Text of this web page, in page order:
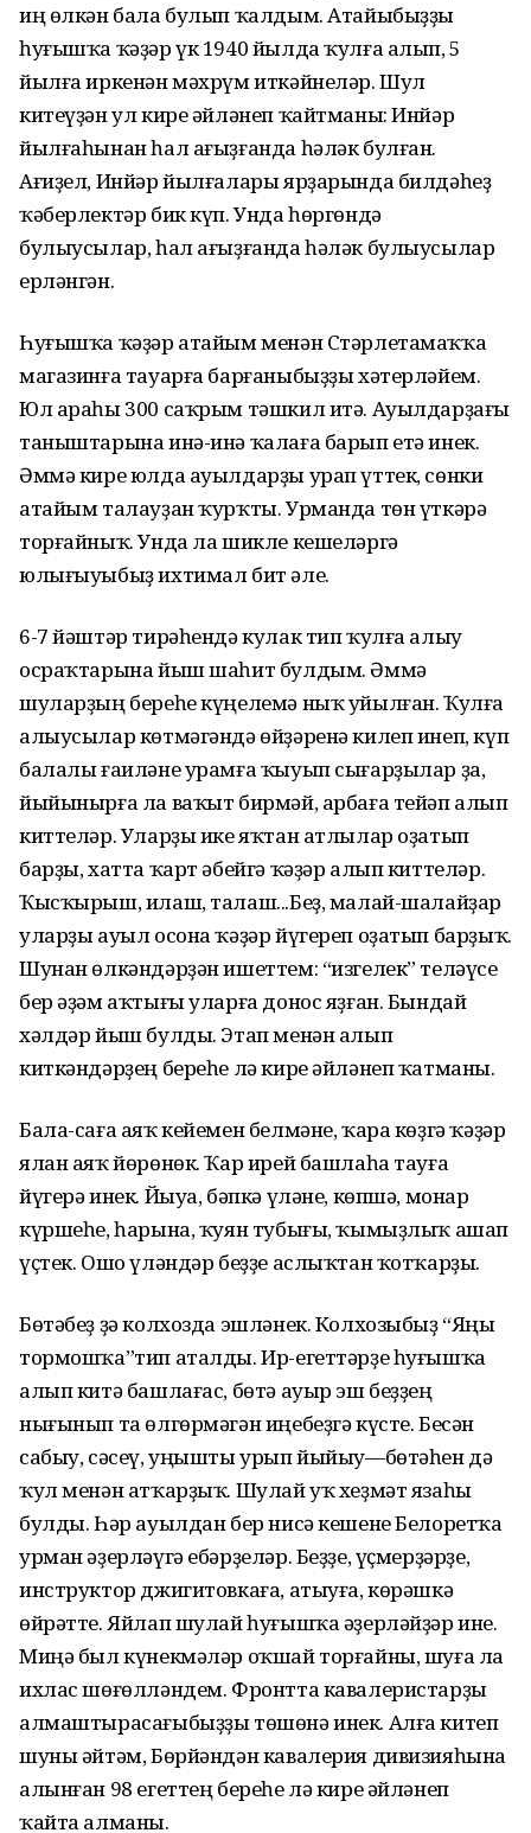
иң өлкән бала булып ҡалдым. Атайыбыҙҙы
һуғышҡа ҡәҙәр үк 1940 йылда ҡулға алып, 5
йылға иркенән мәхрүм иткәйнеләр. Шул
китеүҙән ул кире әйләнеп ҡайтманы: Инйәр
йылғаһынан һал ағыҙғанда һәләк булған.
Ағиҙел, Инйәр йылғалары ярҙарында билдәһеҙ
ҡәберлектәр бик күп. Унда һөргөндә
булыусылар, һал ағыҙғанда һәләк булыусылар
ерләнгән.
Һуғышҡа ҡәҙәр атайым менән Стәрлетамаҡҡа
магазинға тауарға барғаныбыҙҙы хәтерләйем.
Юл араһы 300 саҡрым тәшкил итә. Ауылдарҙағы
таныштарына инә-инә ҡалаға барып етә инек.
Әммә кире юлда ауылдарҙы урап үттек, сөнки
атайым талауҙан ҡурҡты. Урманда төн үткәрә
торғайныҡ. Унда ла шикле кешеләргә
юлығыуыбыҙ ихтимал бит әле.
6-7 йәштәр тирәһендә кулак тип ҡулға алыу
осраҡтарына йыш шаһит булдым. Әммә
шуларҙың береһе күңелемә ныҡ уйылған. Ҡулға
алыусылар көтмәгәндә өйҙәренә килеп инеп, күп
балалы ғаиләне урамға ҡыуып сығарҙылар ҙа,
йыйынырға ла ваҡыт бирмәй, арбаға тейәп алып
киттеләр. Уларҙы ике яҡтан атлылар оҙатып
барҙы, хатта ҡарт әбейгә ҡәҙәр алып киттеләр.
Ҡысҡырыш, илаш, талаш...Беҙ, малай-шалайҙар
уларҙы ауыл осона ҡәҙәр йүгереп оҙатып барҙыҡ.
Шунан өлкәндәрҙән ишеттем: “изгелек” теләүсе
бер әҙәм аҡтығы уларға донос яҙған. Бындай
хәлдәр йыш булды. Этап менән алып
киткәндәрҙең береһе лә кире әйләнеп ҡатманы.
Бала-саға аяҡ кейемен белмәне, ҡара көҙгә ҡәҙәр
ялан аяҡ йөрөнөк. Ҡар ирей башлаһа тауға
йүгерә инек. Йыуа, бәпкә үләне, көпшә, монар
күршеһе, һарына, ҡуян тубығы, ҡымыҙлыҡ ашап
үҫтек. Ошо үләндәр беҙҙе аслыҡтан ҡотҡарҙы.
Бөтәбеҙ ҙә колхозда эшләнек. Колхозыбыҙ “Яңы
тормошҡа”тип аталды. Ир-егеттәрҙе һуғышҡа
алып китә башлағас, бөтә ауыр эш беҙҙең
нығынып та өлгөрмәгән иңебеҙгә күсте. Бесән
сабыу, сәсеү, уңышты урып йыйыу—бөтәһен дә
ҡул менән атҡарҙыҡ. Шулай уҡ хеҙмәт язаһы
булды. Һәр ауылдан бер нисә кешене Белоретҡа
урман әҙерләүгә ебәрҙеләр. Беҙҙе, үҫмерҙәрҙе,
инструктор джигитовкаға, атыуға, көрәшкә
өйрәтте. Яйлап шулай һуғышҡа әҙерләйҙәр ине.
Миңә был күнекмәләр оҡшай торғайны, шуға ла
ихлас шөғөлләндем. Фронтта кавалеристарҙы
алмаштырасағыбыҙҙы төшөнә инек. Алға китеп
шуны әйтәм, Бөрйәндән кавалерия дивизияһына
алынған 98 егеттең береһе лә кире әйләнеп
ҡайта алманы.